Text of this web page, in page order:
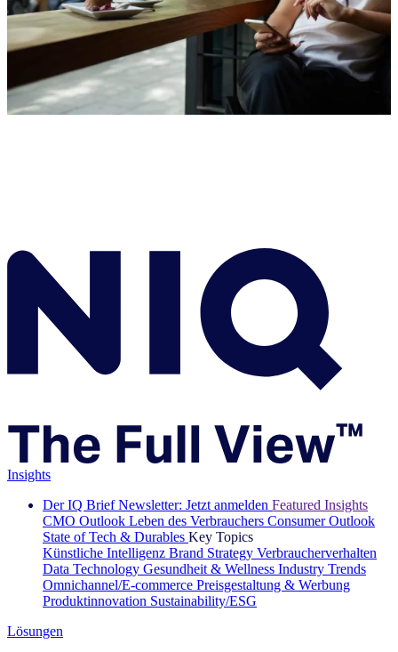
Insights
Der IQ Brief Newsletter: Jetzt anmelden Featured Insights
CMO Outlook Leben des Verbrauchers Consumer Outlook
State of Tech & Durables Key Topics
Künstliche Intelligenz Brand Strategy Verbraucherverhalten
Data Technology Gesundheit & Wellness Industry Trends
Omnichannel/E-commerce Preisgestaltung & Werbung
Produktinnovation Sustainability/ESG
Lösungen